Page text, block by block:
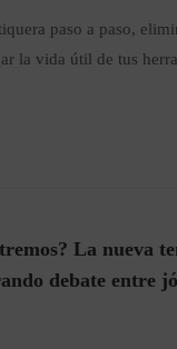
paso a paso,
la vida útil de tus
La nueva
debate entre